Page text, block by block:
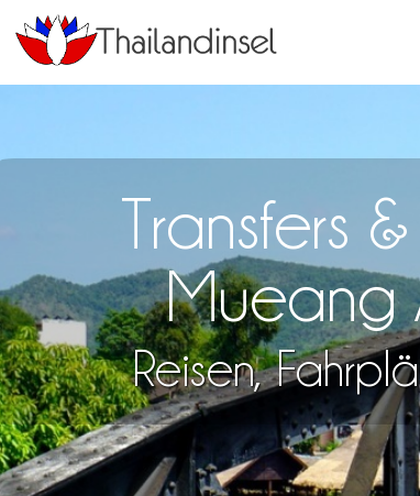
Transfers
Mueang
Reisen,